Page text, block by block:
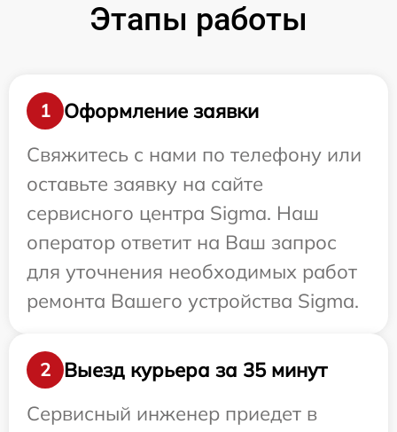
Этапы работы
1
Оформление заявки
Свяжитесь с нами по телефону или
оставьте заявку на сайте
сервисного центра Sigma. Наш
оператор ответит на Ваш запрос
для уточнения необходимых работ
ремонта Вашего устройства Sigma.
2
Выезд курьера за 35 минут
Сервисный инженер приедет в